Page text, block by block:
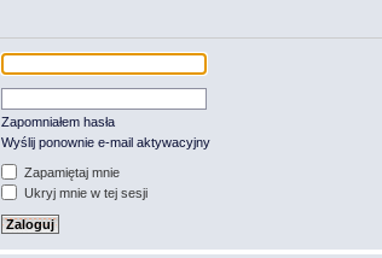
Zapomniałem hasła
Wyślij ponownie e-mail aktywacyjny
Zapamiętaj mnie
Ukryj mnie w tej sesji